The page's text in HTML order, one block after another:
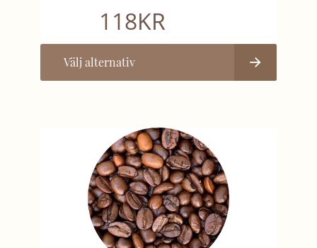
118KR
Välj alternativ